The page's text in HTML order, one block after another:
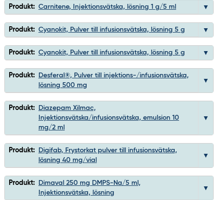
Produkt: Carnitene, Injektionsvätska, lösning 1 g/5 ml
Produkt: Cyanokit, Pulver till infusionsvätska, lösning 5 g
Produkt: Cyanokit, Pulver till infusionsvätska, lösning 5 g
Produkt:
Desferal®, Pulver till injektions-/infusionsvätska,
lösning 500 mg
Produkt:
Diazepam Xilmac,
Injektionsvätska/infusionsvätska, emulsion 10
mg/2 ml
Produkt:
Digifab, Frystorkat pulver till infusionsvätska,
lösning 40 mg/vial
Produkt:
Dimaval 250 mg DMPS-Na/5 ml,
Injektionsvätska, lösning